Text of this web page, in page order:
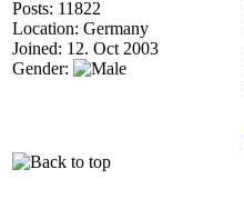
Posts: 11822
Location: Germany
Joined: 12. Oct 2003
Gender: